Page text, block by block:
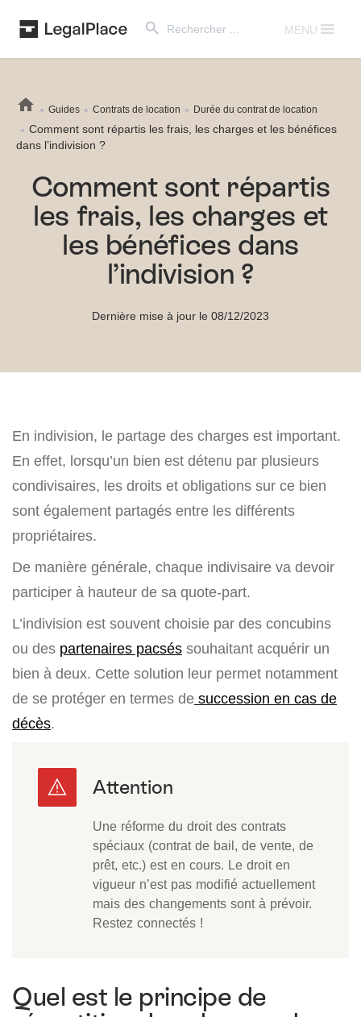
for:
MENU
Guides Contrats de location Durée du contrat de location
Comment sont répartis les frais, les charges et les bénéfices
dans l’indivision ?
Comment sont répartis
les frais, les charges et
les bénéfices dans
l’indivision ?
Dernière mise à jour le 08/12/2023
En indivision, le partage des charges est important.
En effet, lorsqu’un bien est détenu par plusieurs
condivisaires, les droits et obligations sur ce bien
sont également partagés entre les différents
propriétaires.
De manière générale, chaque indivisaire va devoir
participer à hauteur de sa quote-part.
L’indivision est souvent choisie par des concubins
ou des partenaires pacsés souhaitant acquérir un
bien à deux. Cette solution leur permet notamment
de se protéger en termes de succession en cas de
décès.
Une réforme du droit des contrats
spéciaux (contrat de bail, de vente, de
prêt, etc.) est en cours. Le droit en
vigueur n’est pas modifié actuellement
mais des changements sont à prévoir.
Restez connectés !
Quel est le principe de